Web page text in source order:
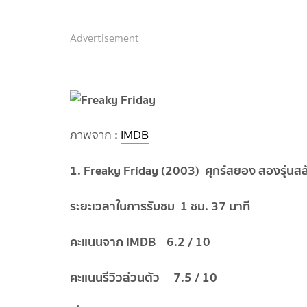
Advertisement
ภาพจาก : IMDB
1. Freaky Friday (2003) ศุกร์สยอง สองรุ่นส
ระยะเวลาในการรับชม 1 ชม. 37 นาที
คะแนนจาก IMDB 6.2 / 10
คะแนนรีวิวส่วนตัว 7.5 / 10